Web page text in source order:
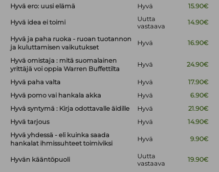
Hyvä ero: uusi elämä
Hyvä 15.90€
Hyvä idea ei toimi
Uutta
vastaava
14.90€
Hyvä ja paha ruoka - ruoan tuotannon
ja kuluttamisen vaikutukset
Hyvä 16.90€
Hyvä omistaja : mitä suomalainen
yrittäjä voi oppia Warren Buffettilta
Hyvä 24.90€
Hyvä paha valta Hyvä
17.90€
Hyvä pomo vai hankala akka
Hyvä
6.90€
Hyvä syntymä : Kirja odottavalle äidille
Hyvä
21.90€
Hyvä tarjous
Hyvä
14.90€
Hyvä yhdessä - eli kuinka saada
hankalat ihmissuhteet toimiviksi
Hyvä 9.90€
Hyvän kääntöpuoli
Uutta
vastaava
19.90€